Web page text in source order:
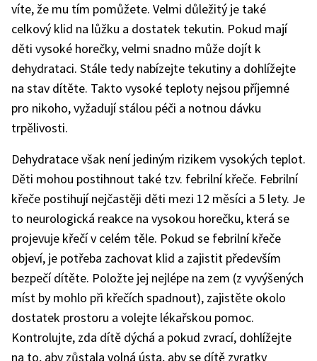
víte, že mu tím pomůžete. Velmi důležitý je také
celkový klid na lůžku a dostatek tekutin. Pokud mají
děti vysoké horečky, velmi snadno může dojít k
dehydrataci. Stále tedy nabízejte tekutiny a dohlížejte
na stav dítěte. Takto vysoké teploty nejsou příjemné
pro nikoho, vyžadují stálou péči a notnou dávku
trpělivosti.
Dehydratace však není jediným rizikem vysokých teplot.
Děti mohou postihnout také tzv. febrilní křeče. Febrilní
křeče postihují nejčastěji děti mezi 12 měsíci a 5 lety. Je
to neurologická reakce na vysokou horečku, která se
projevuje křečí v celém těle. Pokud se febrilní křeče
objeví, je potřeba zachovat klid a zajistit především
bezpečí dítěte. Položte jej nejlépe na zem (z vyvýšených
míst by mohlo při křečích spadnout), zajistěte okolo
dostatek prostoru a volejte lékařskou pomoc.
Kontrolujte, zda dítě dýchá a pokud zvrací, dohlížejte
na to, aby zůstala volná ústa, aby se dítě zvratky